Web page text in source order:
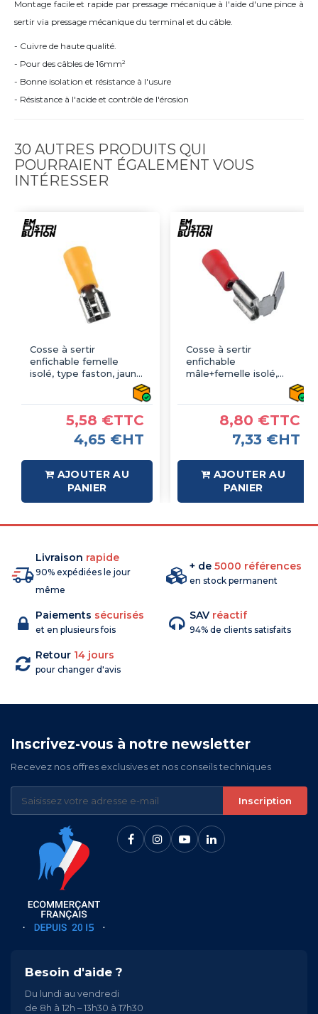
Montage facile et rapide par pressage mécanique à l'aide d'une pince à
sertir via pressage mécanique du terminal et du câble.
- Cuivre de haute qualité.
- Pour des câbles de 16mm²
- Bonne isolation et résistance à l'usure
- Résistance à l'acide et contrôle de l'érosion
30 AUTRES PRODUITS QUI
POURRAIENT ÉGALEMENT VOUS
INTÉRESSER
Cosse à sertir
enfichable femelle
isolé, type faston, jaune
6.3mm - sachet de 100
5,58 €TTC
4,65 €HT
AJOUTER AU
PANIER
Cosse à sertir
enfichable
mâle+femelle isolé,
6.3mm - sachet de 100
8,80 €TTC
7,33 €HT
AJOUTER AU
PANIER
Livraison rapide
90% expédiées le jour
même
+ de 5000 références
en stock permanent
Paiements sécurisés
et en plusieurs fois
SAV réactif
94% de clients satisfaits
Retour 14 jours
pour changer d'avis
Inscrivez-vous à notre newsletter
Recevez nos offres exclusives et nos conseils techniques
Inscription
Besoin d'aide ?
Du lundi au vendredi
de 8h à 12h – 13h30 à 17h30